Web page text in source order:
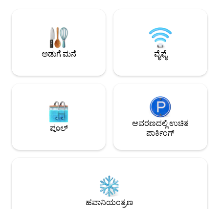
ಸ್ನೇಹಪರ ಮುಂಭಾಗದ ಡೆಸ್ಕ್ -ಸೆಂಟ್ರಲ್ ಬ್ಯುಸಿನೆಸ್
ಡಿಸ್ಟ್ರಿಕ್ಟ್‌ನಲ್ಲಿ ಐಡಿಯಲ್ ಸ್ಥಳ, ಫ್ರೆಂಚ್ ಕ್ವಾರ್ಟರ್‌ನಿಂದ 5
ನಿಮಿಷಗಳಿಗಿಂತ ಕಡಿಮೆ ನಡಿಗೆ
ಆರ್ಟ್ಸ್ ಡಿಸ್ಟ್ರಿಕ್ಟ್ (0.7
ಜಾಝ್ ಫೆಸ್ಟ್ (4.7
ತಪ್ಪಿಸಿಕೊಳ್ಳಬೇಡಿ.
ಅಡುಗೆ ಮನೆ ವೈಫೈ
ಪೂಲ್
ಆವರಣದಲ್ಲಿ ಉಚಿತ
ಪಾರ್ಕಿಂಗ್
ಹವಾನಿಯಂತ್ರಣ